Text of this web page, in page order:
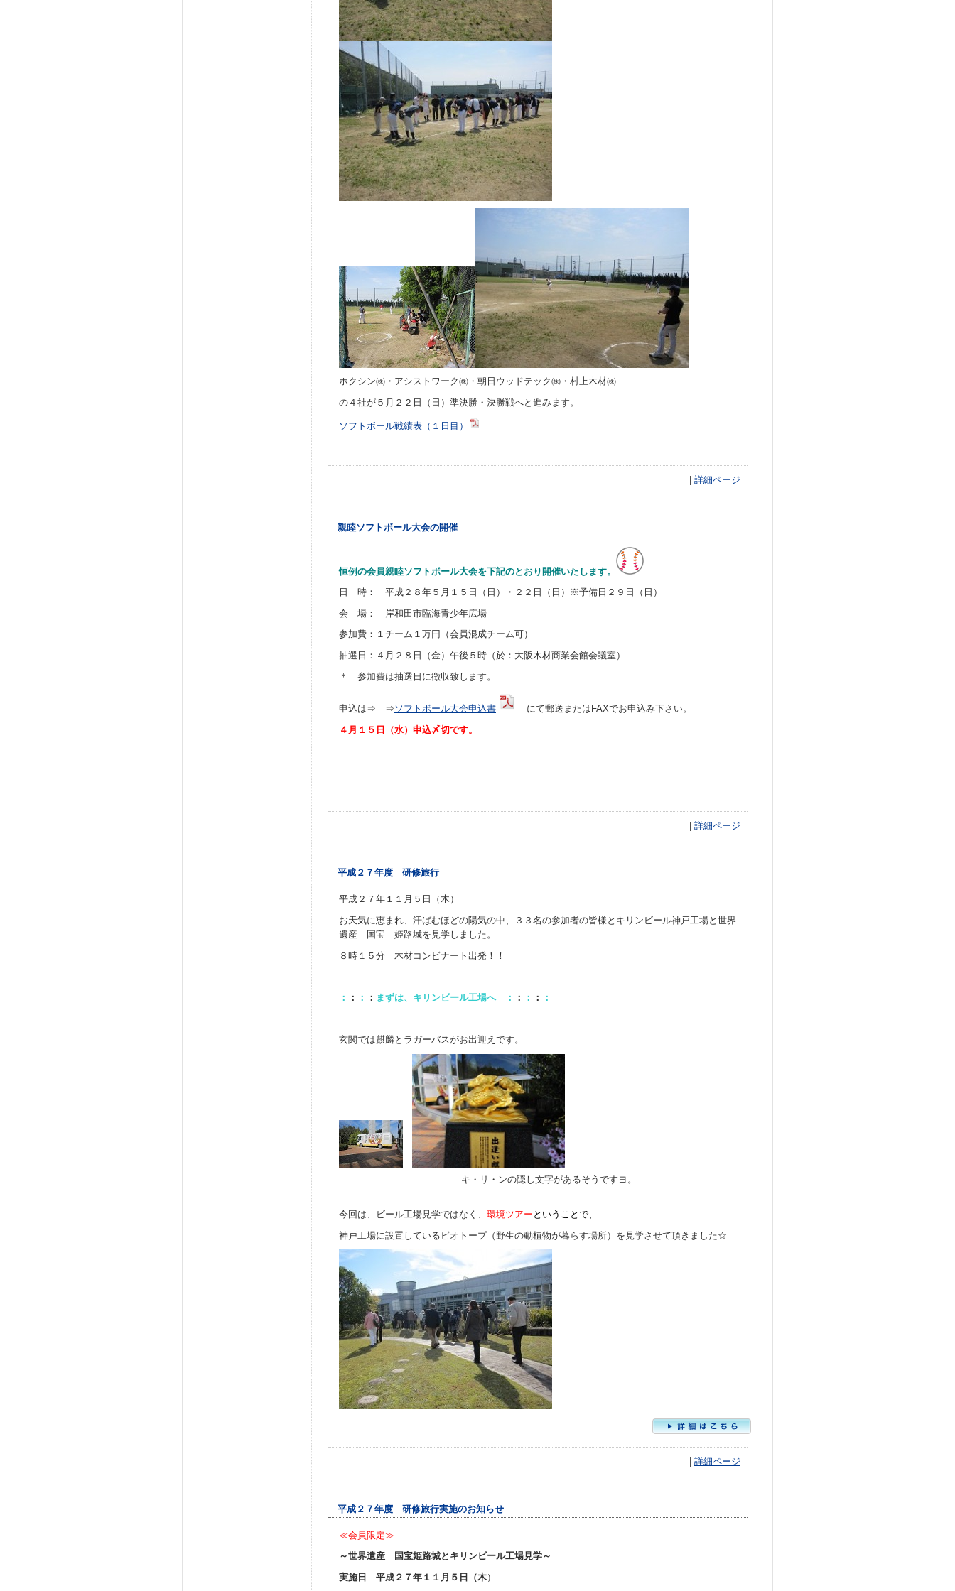
ホクシン㈱・アシストワーク㈱・朝日ウッドテック㈱・村上木材㈱
の４社が５月２２日（日）準決勝・決勝戦へと進みます。
ソフトボール戦績表（１日目）
詳細ページ
親睦ソフトボール大会の開催
恒例の会員親睦ソフトボール大会を下記のとおり開催いたします。
日 時： 平成２８年５月１５日（日）・２２日（日）※予備日２９日（日）
会 場： 岸和田市臨海青少年広場
参加費：１チーム１万円（会員混成チーム可）
抽選日：４月２８日（金）午後５時（於：大阪木材商業会館会議室）
＊ 参加費は抽選日に徴収致します。
申込は⇒ ⇒ ソフトボール大会申込書
にて郵送またはFAXでお申込み下さい。
４月１５日（水）申込〆切です。
| 詳細ページ
平成２７年度 研修旅行
平成２７年１１月５日（木）
お天気に恵まれ、汗ばむほどの陽気の中、３３名の参加者の皆様とキリンビール神戸工場と世界
遺産 国宝 姫路城を見学しました。
８時１５分 木材コンビナート出発！！
： ： ： ： まずは、キリンビール工場へ ： ： ： ： ：
玄関では麒麟とラガーバスがお出迎えです。
キ・リ・ンの隠し文字があるそうですヨ。
今回は、ビール工場見学ではなく、 環境ツアー ということで、
神戸工場に設置しているビオトープ（野生の動植物が暮らす場所）を見学させて頂きました☆
詳細ページ
平成２７年度 研修旅行実施のお知らせ
≪会員限定≫
～世界遺産 国宝姫路城とキリンビール工場見学～
実施日 平成２７年１１月５日（木）